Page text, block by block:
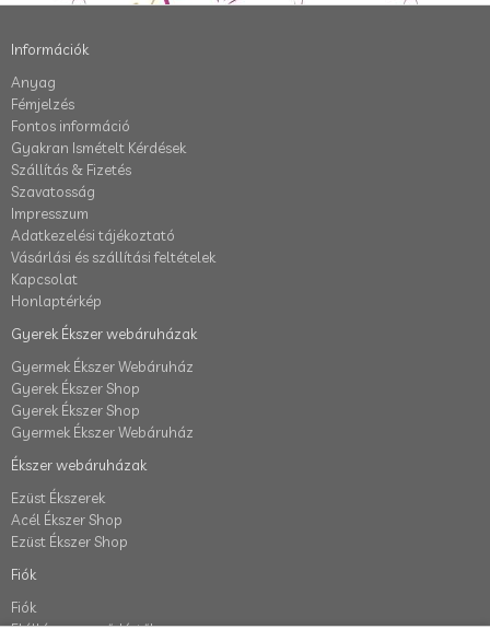
Információk
Anyag
Fémjelzés
Fontos információ
Gyakran Ismételt Kérdések
Szállítás & Fizetés
Szavatosság
Impresszum
Adatkezelési tájékoztató
Vásárlási és szállítási feltételek
Kapcsolat
Honlaptérkép
Gyerek Ékszer webáruházak
Gyermek Ékszer Webáruház
Gyerek Ékszer Shop
Gyerek Ékszer Shop
Gyermek Ékszer Webáruház
Ékszer webáruházak
Ezüst Ékszerek
Acél Ékszer Shop
Ezüst Ékszer Shop
Fiók
Fiók
Elállás a szerződéstől